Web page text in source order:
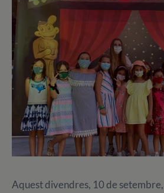
Aquest divendres, 10 de